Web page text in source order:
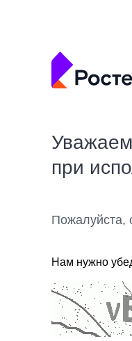
при
Пожалуйста,
Нам нужно